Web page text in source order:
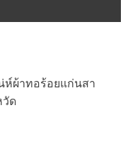
ห์ผ้าทอร้อยแก่นสา
วัด